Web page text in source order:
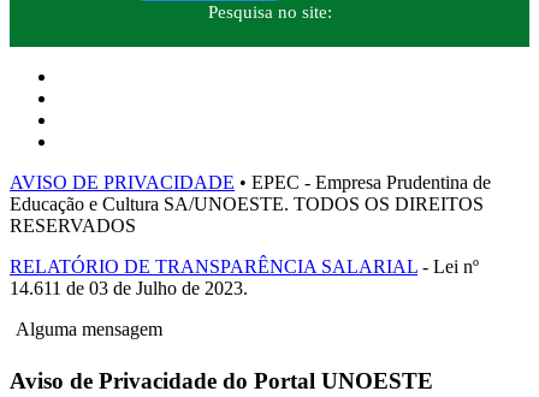
Pesquisa no site:
AVISO DE PRIVACIDADE • EPEC - Empresa Prudentina de
Educação e Cultura SA/UNOESTE. TODOS OS DIREITOS
RESERVADOS
RELATÓRIO DE TRANSPARÊNCIA SALARIAL - Lei nº
14.611 de 03 de Julho de 2023.
Alguma mensagem
Aviso de Privacidade do Portal UNOESTE